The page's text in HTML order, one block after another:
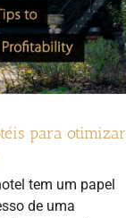
para otimizar
tem um papel
de uma